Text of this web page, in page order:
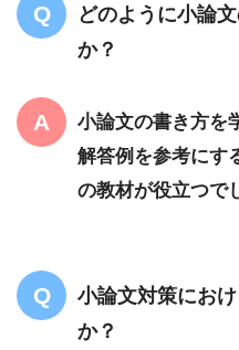
どのように小論
か？
小論文の書き方を
解答例を参考にす
の教材が役立つで
小論文対策にお
か？